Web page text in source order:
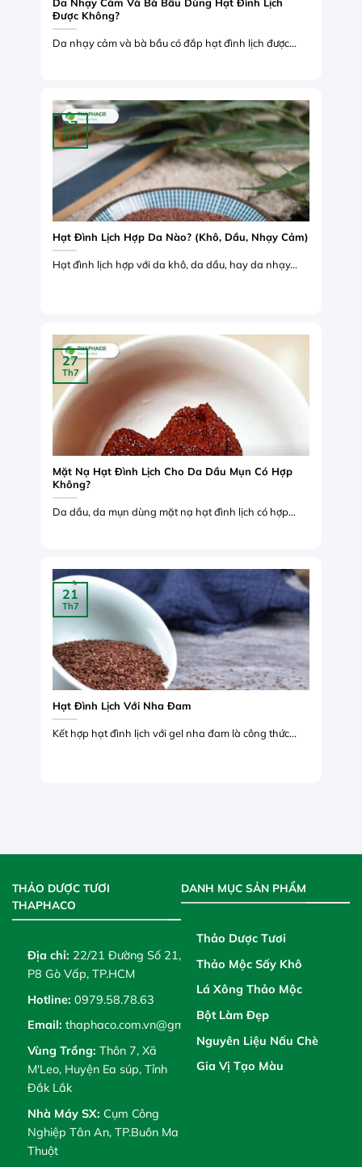
Được Không?
Da nhạy cảm và bà bầu có đắp hạt đình lịch được...
Hạt Đình Lịch Hợp Da Nào? (Khô, Dầu, Nhạy Cảm)
Hạt đình lịch hợp với da khô, da dầu, hay da nhạy...
27
Th7
Mặt Nạ Hạt Đình Lịch Cho Da Dầu Mụn Có Hợp
Không?
Da dầu, da mụn dùng mặt nạ hạt đình lịch có hợp...
27
Th7
Hạt Đình Lịch Với Nha Đam
Kết hợp hạt đình lịch với gel nha đam là công thức...
21
Th7
THẢO DƯỢC TƯƠI
THAPHACO
Địa chỉ: 22/21 Đường Số 21,
P8 Gò Vấp, TP.HCM
Hotline: 0979.58.78.63
Email: thaphaco.com.vn@gmail.com
Vùng Trồng: Thôn 7, Xã
M'Leo, Huyện Ea súp, Tỉnh
Đắk Lắk
Nhà Máy SX: Cụm Công
Nghiệp Tân An, TP.Buôn Ma
Thuột
DANH MỤC SẢN PHẨM
Thảo Dược Tươi
Thảo Mộc Sấy Khô
Lá Xông Thảo Mộc
Bột Làm Đẹp
Nguyên Liệu Nấu Chè
Gia Vị Tạo Màu